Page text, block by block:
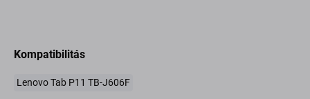
Kompatibilitás
Lenovo Tab P11 TB-J606F